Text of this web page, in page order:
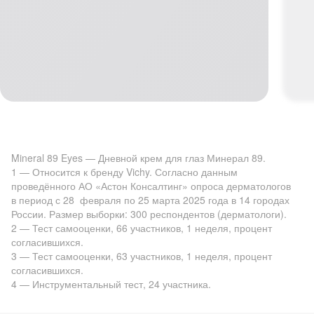
Mineral 89 Eyes — Дневной крем для глаз Минерал 89.
1 — Относится к бренду Vichy. Согласно данным
проведённого АО «Астон Консалтинг» опроса дерматологов
в период с 28 февраля по 25 марта 2025 года в 14 городах
России. Размер выборки: 300 респондентов (дерматологи).
2 — Тест самооценки, 66 участников, 1 неделя, процент
согласившихся.
3 — Тест самооценки, 63 участников, 1 неделя, процент
согласившихся.
4 — Инструментальный тест, 24 участника.